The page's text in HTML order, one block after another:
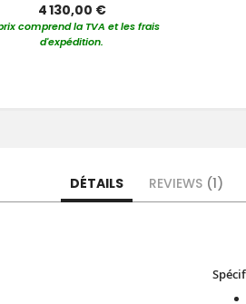
4 130,00 €
comprend la TVA et les frais
d'expédition.
DÉTAILS REVIEWS 1